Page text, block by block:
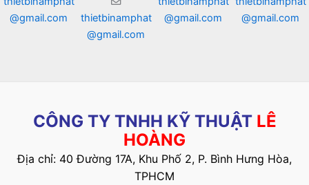
@gmail.com
thietbinamphat
@gmail.com
@gmail.com
@gmail.com
CÔNG TY TNHH KỸ THUẬT LÊ
HOÀNG
Địa chỉ: 40 Đường 17A, Khu Phố 2, P. Bình Hưng Hòa,
TPHCM